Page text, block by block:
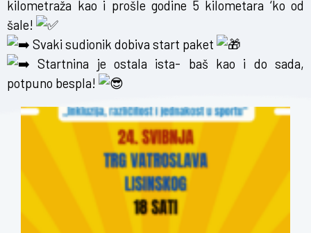
kilometraža kao i prošle godine 5 kilometara ‘ko od
šale!
Svaki sudionik dobiva start paket
Startnina je ostala ista- baš kao i do sada,
potpuno bespla!